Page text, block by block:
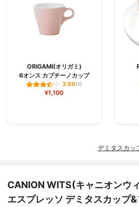
ORIGAMI(オリガミ)
6オンス カプチーノカップ
3.66(1)
¥1,100
デミタスカッ
CANION WITS(キャニオンウ
エスプレッソ デミタスカップ